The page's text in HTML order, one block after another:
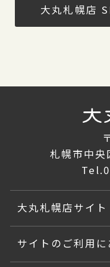
大丸札幌店
札幌市中央
Tel.
大丸札幌店サイト
サイトのご利用に